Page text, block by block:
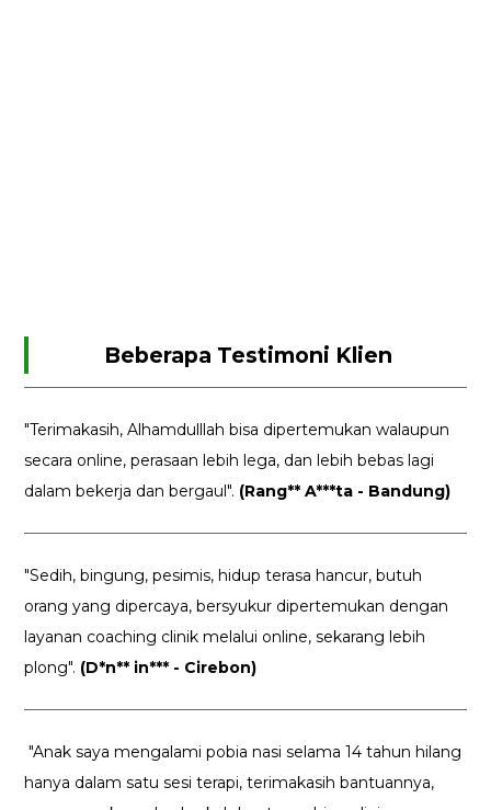
Beberapa Testimoni Klien
"Terimakasih, Alhamdulllah bisa dipertemukan walaupun
secara online, perasaan lebih lega, dan lebih bebas lagi
dalam bekerja dan bergaul". (Rang** A***ta - Bandung)
"Sedih, bingung, pesimis, hidup terasa hancur, butuh
orang yang dipercaya, bersyukur dipertemukan dengan
layanan coaching clinik melalui online, sekarang lebih
plong". (D*n** in*** - Cirebon)
"Anak saya mengalami pobia nasi selama 14 tahun hilang
hanya dalam satu sesi terapi, terimakasih bantuannya,